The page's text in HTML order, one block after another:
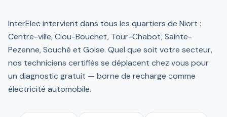
InterElec intervient dans tous les quartiers de Niort :
Centre-ville, Clou-Bouchet, Tour-Chabot, Sainte-
Pezenne, Souché et Goise. Quel que soit votre secteur,
nos techniciens certifiés se déplacent chez vous pour
un diagnostic gratuit — borne de recharge comme
électricité automobile.